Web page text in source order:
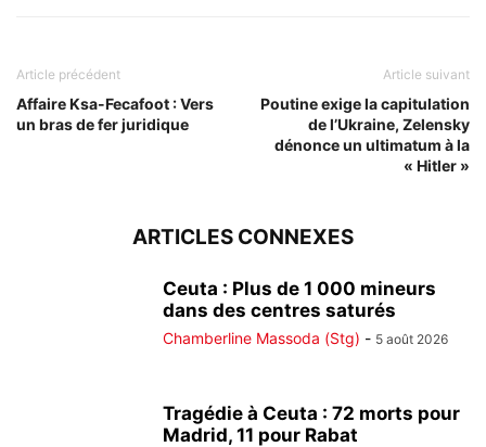
Article précédent
Affaire Ksa-Fecafoot : Vers
un bras de fer juridique
Article suivant
Poutine exige la capitulation
de l’Ukraine, Zelensky
dénonce un ultimatum à la
« Hitler »
ARTICLES CONNEXES
Ceuta : Plus de 1 000 mineurs
dans des centres saturés
Chamberline Massoda (Stg) - 5 août 2026
Tragédie à Ceuta : 72 morts pour
Madrid, 11 pour Rabat